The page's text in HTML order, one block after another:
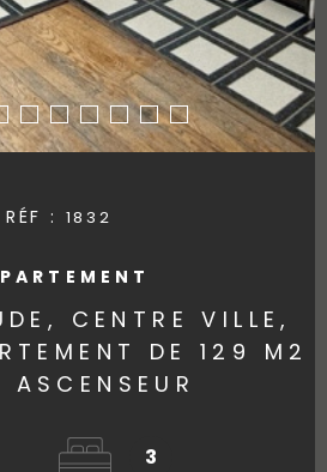
RÉF : 1832
CENTRE VILLE,
DE 129 M2
ASCENSEUR
3